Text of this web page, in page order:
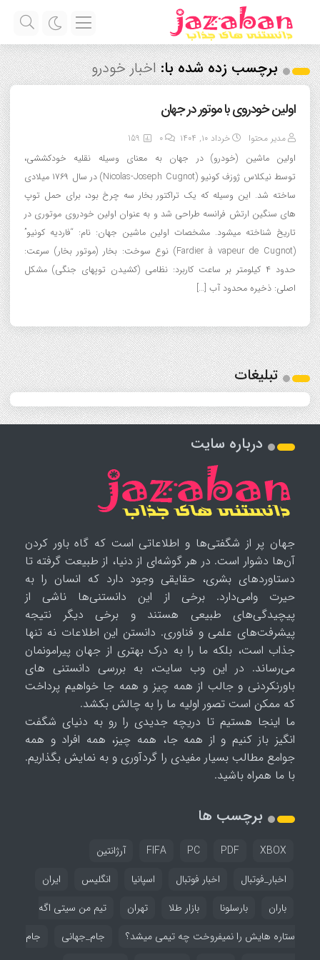
برچسب زده شده با:اخبار خودرو
اولین خودروی با موتور در جهان
مدیر محتوا خرداد ۱۰, ۱۴۰۴ 0
159
اولین ماشین (خودرو) در جهان به معنای وسیله نقلیه خودکششی،
توسط نیکلاس ژوزف کونيو (Nicolas-Joseph Cugnot) در سال ۱۷۶۹ میلادی
ساخته شد. این وسیله که یک تراکتور بخار سه چرخ بود، برای حمل توپ
های سنگین ارتش فرانسه طراحی شد و به عنوان اولین خودروی موتوری در
تاریخ شناخته میشود. مشخصات اولین ماشین جهان: نام: “فاردیه کونيو”
(Fardier à vapeur de Cugnot) نوع سوخت: بخار (موتور بخار) سرعت:
حدود ۴ کیلومتر بر ساعت کاربرد: نظامی (کشیدن توپهای جنگی) مشکل
اصلی: ذخیره محدود آب […]
تبلیغات
درباره سایت
جهان پر از شگفتی‌ها و اطلاعاتی است که گاه باور کردن
آن‌ها دشوار است. در هر گوشه‌ای از دنیا، از طبیعت گرفته تا
دستاوردهای بشری، حقایقی وجود دارد که انسان را به
حیرت وامی‌دارد. برخی از این دانستنی‌ها ناشی از
پیچیدگی‌های طبیعی هستند و برخی دیگر نتیجه
پیشرفت‌های علمی و فناوری. دانستن این اطلاعات نه تنها
جذاب است، بلکه ما را به درک بهتری از جهان پیرامونمان
می‌رساند. در این وب سایت، به بررسی دانستنی های
باورنکردنی و جالب از همه چیز و همه جا خواهیم پرداخت
که ممکن است تصور اولیه ما را به چالش بکشد.
ما اینجا هستیم تا دریچه جدیدی را رو به دنیای شگفت
انگیز باز کنیم و از همه جا، همه چیز، همه افراد و همه
جوامع مطالب بسیار مفیدی را گردآوری و به نمایش بگذاریم.
با ما همراه باشید.
برچسب ها
FIFA PC PDF XBOX
آرژانتین
اخبار_فوتبال
اخبار فوتبال اسپانیا انگلیس
ایران
باران
بارسلونا بازار طلا تهران
تیم من سیتی اگه
ستاره هایش را نمیفروخت چه تیمی میشد؟
جام_جهانی
جام